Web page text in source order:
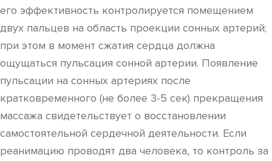
его эффективность контролируется помещением
двух пальцев на область проекции сонных артерий;
при этом в момент сжатия сердца должна
ощущаться пульсация сонной артерии. Появление
пульсации на сонных артериях после
кратковременного (не более 3-5 сек) прекращения
массажа свидетельствует о восстановлении
самостоятельной сердечной деятельности. Если
реанимацию проводят два человека, то контроль за